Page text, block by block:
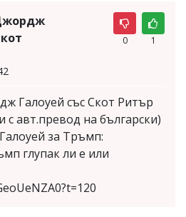
0 1
Галоуей със Скот Ритър
с авт.превод на български)
за Тръмп:
глупак ли е или